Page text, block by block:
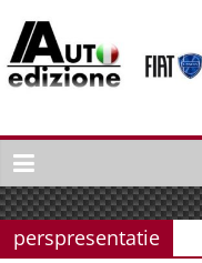
naar
inhoud
Auto
Edizione
La
Gazetta
dell'Automobile
perspresentatie